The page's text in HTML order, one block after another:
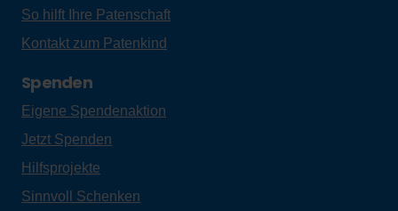
So hilft Ihre Patenschaft
Kontakt zum Patenkind
Spenden
Eigene Spendenaktion
Jetzt Spenden
Hilfsprojekte
Sinnvoll Schenken